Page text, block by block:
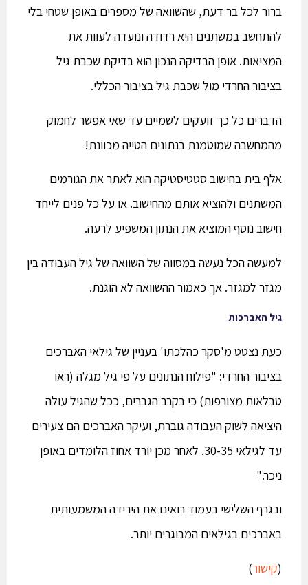
ברור לכל בר דעת, שהשוואה של מספרים באופן שטחי בלי
להתחשב במשתנים היא רדודה ונועדה לעוות את
המציאות. אופן הבדיקה הנכון הוא בדיקת שכבת גיל
בציבור החרדי מול שכבת גיל בציבור הכללי.
הדברים כל כך זועקים לשמיים עד שאי אפשר לחמוק
מהמחשבה שמוטמנת בנתונים הטייה מכוונת!
אלף בית בחישוב סטטיסטיקה הוא לאתר את הגורמים
המשתנים ולהוציא אותם מהחישוב. או על כל פנים לייחד
חישוב נוסף המוציא את הנתון המשפיע לרעה.
למעשה הכל נעשה במסווה של השוואה של גיל העבודה בין
מגזר למגזר. אך כאמור ההשוואה לא הוגנת.
גיל האברכות
כעת נצטט מ'סקר כהלכתו' בעניין של גילאי האברכים
בציבור החרדי: "פילוח הנתונים על פי גיל מגלה (ראו
טבלאות מצורפות) כי בקרב הגברים, ככל שהגיל עולה
היציאה לשוק העבודה גוברת, ועיקר האברכים הם צעירים
עד לגילאי 30-35. לאחר מכן יורד אחוז הלומדים באופן
ניכר."
ובגרף השלישי בעמוד רואים את הירידה המשמעותית
באברכים בגילאים המבוגרים יותר.
קישור)